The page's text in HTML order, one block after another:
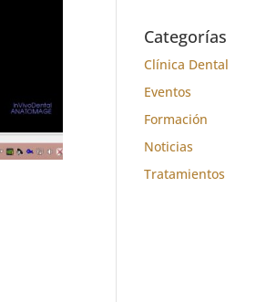
Categorías
Clínica Dental
Eventos
Formación
Noticias
Tratamientos